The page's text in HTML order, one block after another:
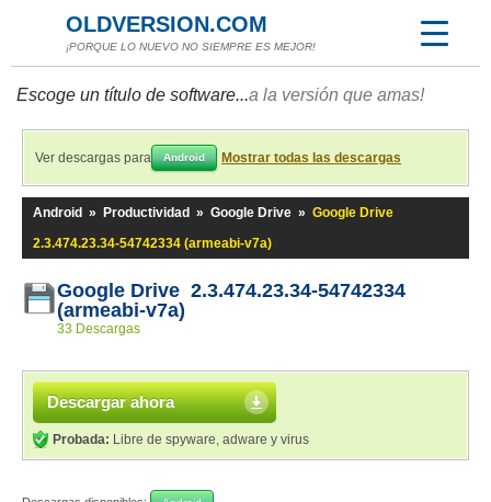
OLDVERSION.COM
¡PORQUE LO NUEVO NO SIEMPRE ES MEJOR!
Escoge un título de software...a la versión que amas!
Ver descargas para Android Mostrar todas las descargas
Android » Productividad » Google Drive » Google Drive
2.3.474.23.34-54742334 (armeabi-v7a)
Google Drive 2.3.474.23.34-54742334
(armeabi-v7a)
33 Descargas
Descargar ahora
Probada: Libre de spyware, adware y virus